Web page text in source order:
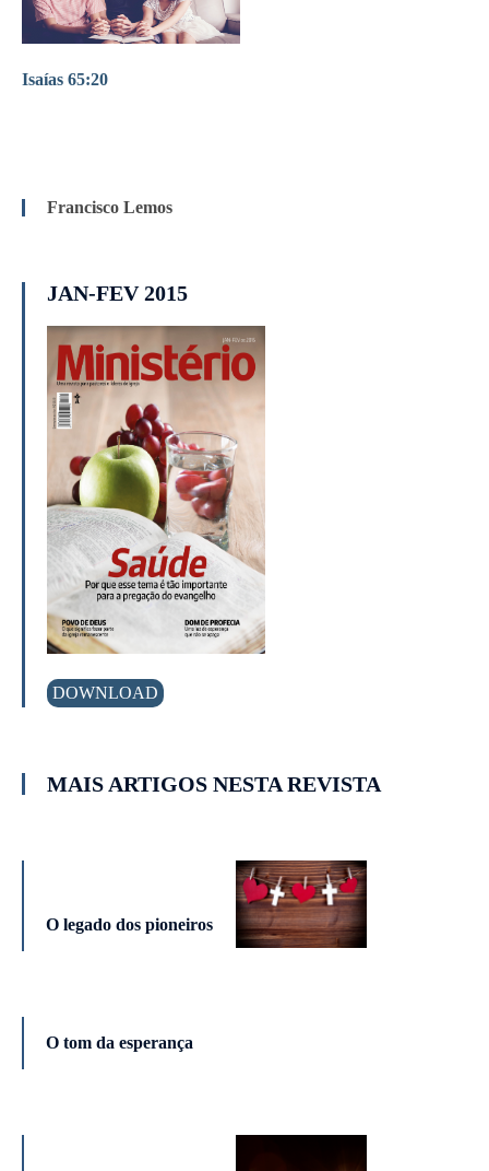
Isaías 65:20
Francisco Lemos
JAN-FEV 2015
DOWNLOAD
MAIS ARTIGOS NESTA REVISTA
O legado dos pioneiros